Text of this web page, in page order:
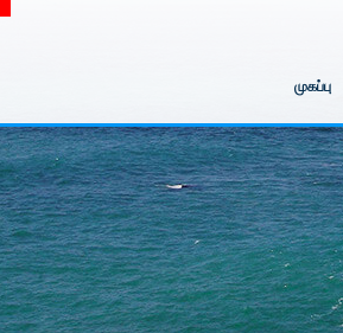
முகப்பு